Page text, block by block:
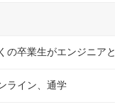
の卒業生がエンジニアとし
ライン、通学